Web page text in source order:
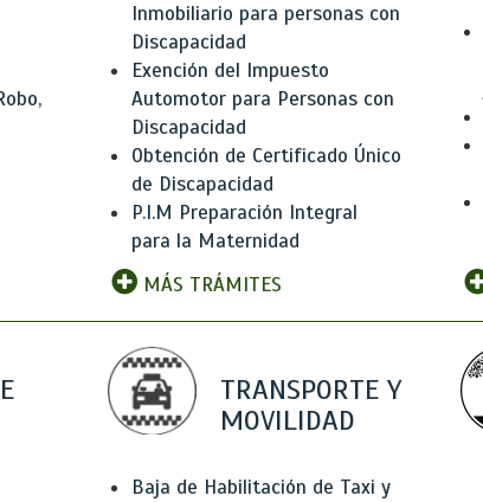
Inmobiliario para personas con
Discapacidad
Exención del Impuesto
Automotor para Personas con
Discapacidad
Obtención de Certificado Único
de Discapacidad
P.I.M Preparación Integral
para la Maternidad
MÁS TRÁMITES
TRANSPORTE Y
MOVILIDAD
Baja de Habilitación de Taxi y